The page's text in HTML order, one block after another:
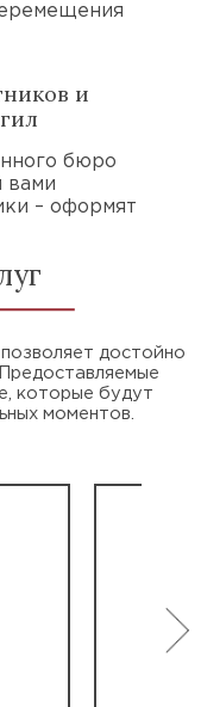
и
бюро
вами
– оформят
достойно
которые будут
моментов.